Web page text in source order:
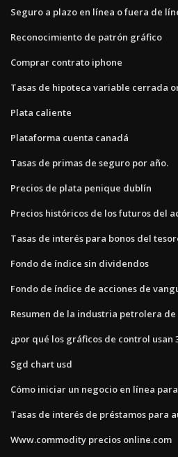
Seguro a plazo en línea o fuera de
Reconocimiento de patrón gráfico
Comprar contrato iphone
Tasas de hipoteca variable cerrada
Plata caliente
Plataforma cuenta canadá
Tasas de primas de seguro por año.
Precios de plata penique dublín
Precios históricos de los futuros del
Tasas de interés para bonos del
Fondo de índice sin dividendos
Fondo de índice de acciones de
Resumen de la industria petrolera de
¿por qué los gráficos de control usan 3
Sgd chart usd
Cómo iniciar un negocio en línea
Tasas de interés de préstamos para
Www.commodity precios online.com